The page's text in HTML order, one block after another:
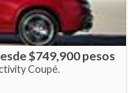
$749,900 pesos
Coupé.